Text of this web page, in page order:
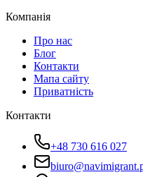
Компанія
Про нас
Блог
Контакти
Мапа сайту
Приватність
Контакти
+48 730 616 027